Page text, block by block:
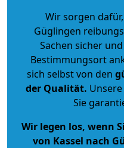
Wir sorgen
Güglingen
Sachen sicher
Bestimmungsort
sich selbst von den
der Qualität.
Sie
Wir legen los, wenn
von Kassel nach